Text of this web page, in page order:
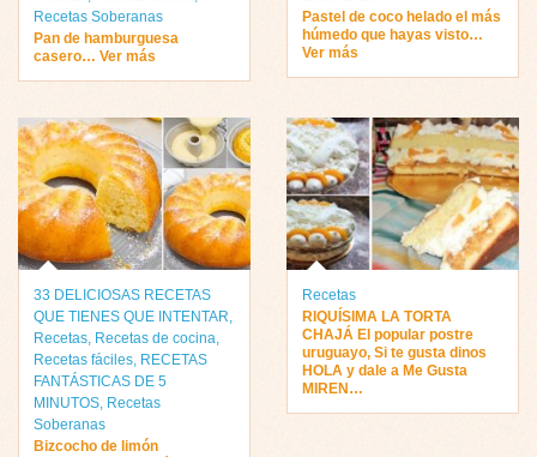
Recetas Soberanas
Pan de hamburguesa
casero… Ver más
Pastel de coco helado el más
húmedo que hayas visto…
Ver más
33 DELICIOSAS RECETAS
QUE TIENES QUE INTENTAR,
Recetas, Recetas de cocina,
Recetas fáciles, RECETAS
FANTÁSTICAS DE 5
MINUTOS, Recetas
Soberanas
Bizcocho de limón
Recetas
RIQUÍSIMA LA TORTA
CHAJÁ El popular postre
uruguayo, Si te gusta dinos
HOLA y dale a Me Gusta
MIREN…